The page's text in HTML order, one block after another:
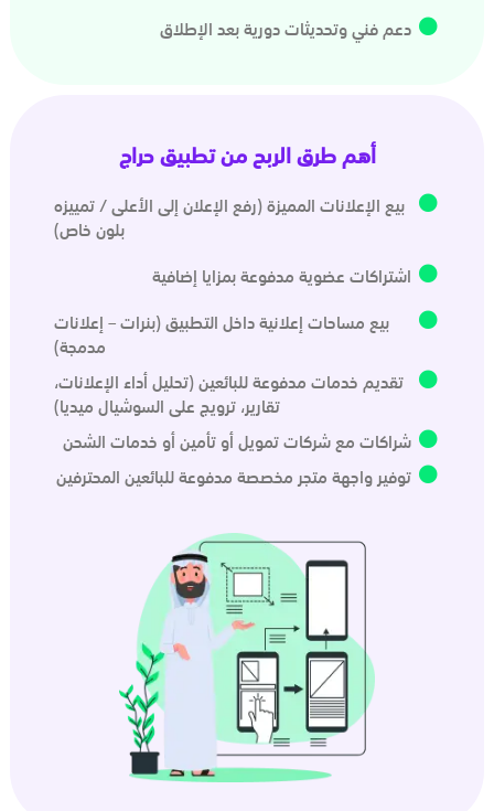
دعم فني وتحديثات دورية بعد الإطلاق
أهم طرق الربح من تطبيق حراج
بيع الإعلانات المميزة (رفع الإعلان إلى الأعلى / تمييزه
بلون خاص)
اشتراكات عضوية مدفوعة بمزايا إضافية
بيع مساحات إعلانية داخل التطبيق (بنرات – إعلانات
مدمجة)
تقديم خدمات مدفوعة للبائعين (تحليل أداء الإعلانات،
تقارير، ترويج على السوشيال ميديا)
شراكات مع شركات تمويل أو تأمين أو خدمات الشحن
توفير واجهة متجر مخصصة مدفوعة للبائعين المحترفين